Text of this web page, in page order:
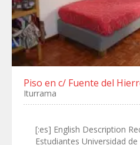
Piso en c/ Fuente del
Iturrama
[:es] English Description
Estudiantes Universidad